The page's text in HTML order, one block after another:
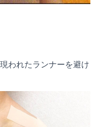
われたランナーを避け